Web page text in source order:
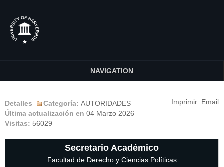
NAVIGATION
Imprimir Email
Detalles Categoría: AUTORIDADES
Última actualización en 04 Marzo 2026
Visitas: 56029
Secretario Académico
Facultad de Derecho y Ciencias Políticas